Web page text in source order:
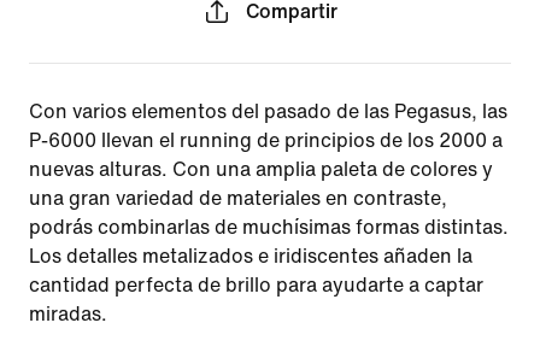
Compartir
Con varios elementos del pasado de las Pegasus, las
P-6000 llevan el running de principios de los 2000 a
nuevas alturas. Con una amplia paleta de colores y
una gran variedad de materiales en contraste,
podrás combinarlas de muchísimas formas distintas.
Los detalles metalizados e iridiscentes añaden la
cantidad perfecta de brillo para ayudarte a captar
miradas.